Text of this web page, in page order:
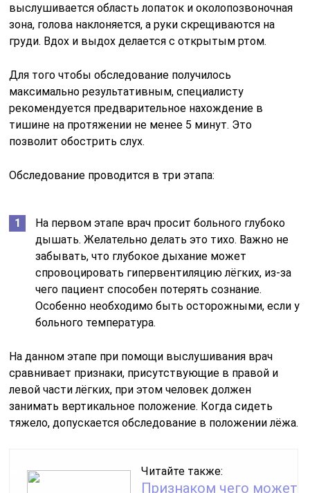
выслушивается область лопаток и околопозвоночная
зона, голова наклоняется, а руки скрещиваются на
груди. Вдох и выдох делается с открытым ртом.
Для того чтобы обследование получилось
максимально результативным, специалисту
рекомендуется предварительное нахождение в
тишине на протяжении не менее 5 минут. Это
позволит обострить слух.
Обследование проводится в три этапа:
На первом этапе врач просит больного глубоко
дышать. Желательно делать это тихо. Важно не
забывать, что глубокое дыхание может
спровоцировать гипервентиляцию лёгких, из-за
чего пациент способен потерять сознание.
Особенно необходимо быть осторожными, если у
больного температура.
На данном этапе при помощи выслушивания врач
сравнивает признаки, присутствующие в правой и
левой части лёгких, при этом человек должен
занимать вертикальное положение. Когда сидеть
тяжело, допускается обследование в положении лёжа.
Читайте также:
Признаком чего может